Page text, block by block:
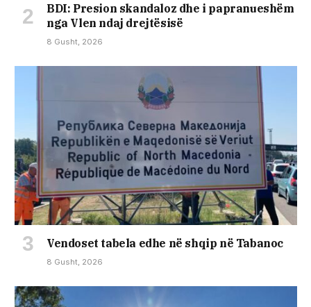
BDI: Presion skandaloz dhe i papranueshëm
nga Vlen ndaj drejtësisë
8 Gusht, 2026
Vendoset tabela edhe në shqip në Tabanoc
8 Gusht, 2026